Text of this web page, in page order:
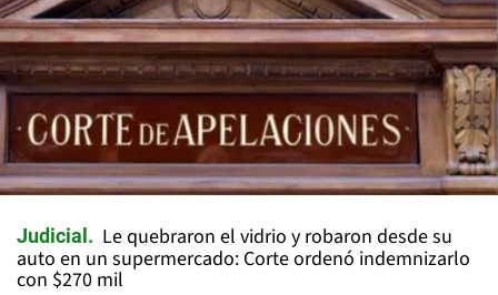
Judicial
Le quebraron el vidrio y robaron desde su
auto en un supermercado: Corte ordenó indemnizarlo
con $270 mil